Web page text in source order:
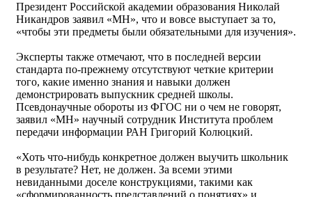
Президент Российской академии образования Николай
Никандров заявил «МН», что и вовсе выступает за то,
«чтобы эти предметы были обязательными для изучения».
Эксперты также отмечают, что в последней версии
стандарта по-прежнему отсутствуют четкие критерии
того, какие именно знания и навыки должен
демонстрировать выпускник средней школы.
Псевдонаучные обороты из ФГОС ни о чем не говорят,
заявил «МН» научный сотрудник Института проблем
передачи информации РАН Григорий Колюцкий.
«Хоть что-нибудь конкретное должен выучить школьник
в результате? Нет, не должен. За всеми этими
невиданными доселе конструкциями, такими как
«сформированность представлений о понятиях» и